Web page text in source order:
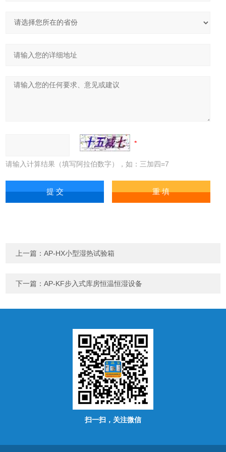
请输入计算结果（填写阿拉伯数字），如：三加四=7
上一篇：AP-HX小型湿热试验箱
下一篇：AP-KF步入式库房恒温恒湿设备
扫一扫，关注微信